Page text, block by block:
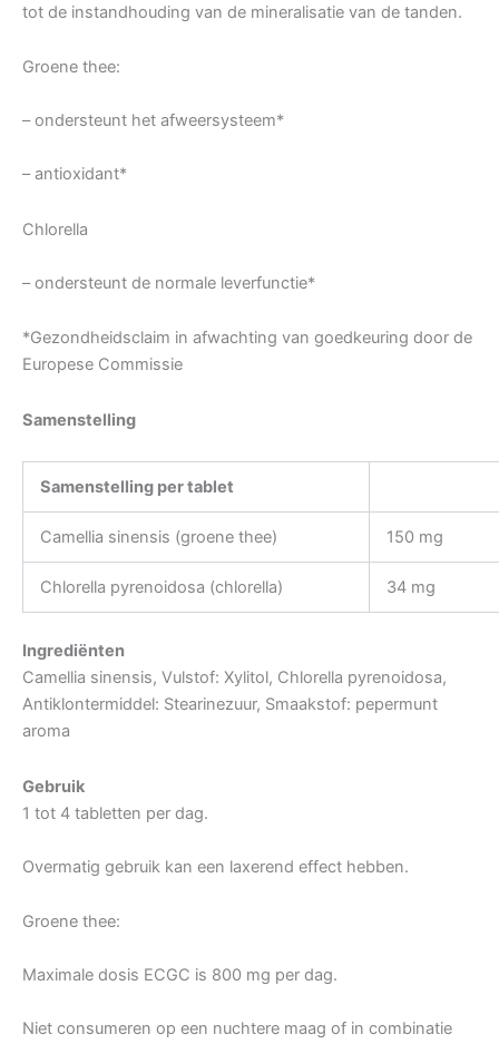
tot de instandhouding van de mineralisatie van de tanden.
Groene thee:
– ondersteunt het afweersysteem*
– antioxidant*
Chlorella
– ondersteunt de normale leverfunctie*
*Gezondheidsclaim in afwachting van goedkeuring door de
Europese Commissie
Samenstelling
Samenstelling per tablet
Camellia sinensis (groene thee) 150 mg
Chlorella pyrenoidosa (chlorella) 34 mg
Ingrediënten
Camellia sinensis, Vulstof: Xylitol, Chlorella pyrenoidosa,
Antiklontermiddel: Stearinezuur, Smaakstof: pepermunt
aroma
Gebruik
1 tot 4 tabletten per dag.
Overmatig gebruik kan een laxerend effect hebben.
Groene thee:
Maximale dosis ECGC is 800 mg per dag.
Niet consumeren op een nuchtere maag of in combinatie